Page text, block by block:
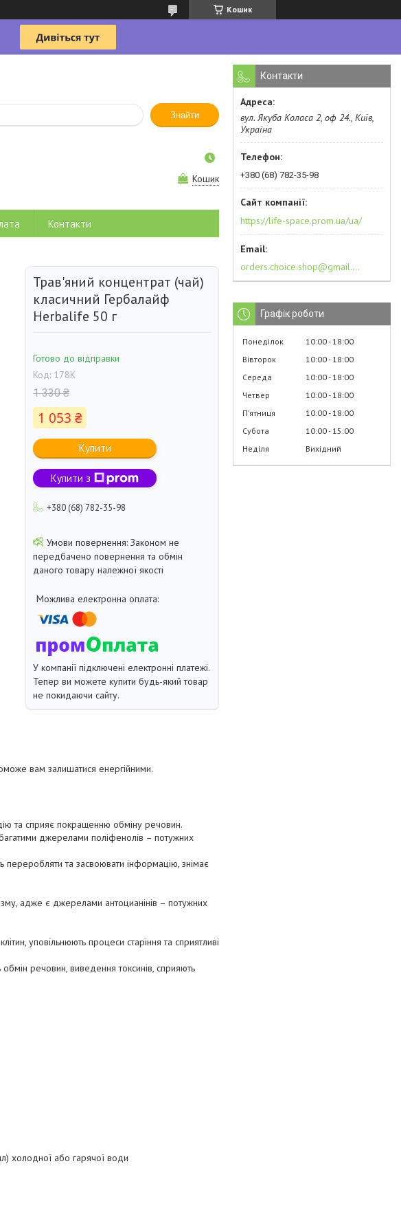
Кошик
Знайти
Кошик
Контакти
Трав'яний концентрат (чай)
класичний Гербалайф
Herbalife 50 г
Готово до відправки
Код: 178K
1 330 ₴
1 053 ₴
Купити
Купити з
+380 (68) 782-35-98
Законом не
передбачено повернення та обмін
даного товару належної якості
У компанії підключені електронні платежі.
Тепер ви можете купити будь-який товар
не покидаючи сайту.
вам залишатися енергійними.
та сприяє покращенню обміну речовин.
багатими джерелами поліфенолів – потужних
переробляти та засвоювати інформацію, знімає
адже є джерелами антоцианінів – потужних
уповільнюють процеси старіння та сприятливі
обмін речовин, виведення токсинів, сприяють
холодної або гарячої води
Контакти
вул. Якуба Коласа 2, оф 24., Київ,
Україна
+380 (68) 782-35-98
https://life-space.prom.ua/ua/
orders.choice.shop@gmail.com
Графік роботи
Понеділок 10:00 18:00
Вівторок
10:00 18:00
Середа
10:00 18:00
Четвер
10:00 18:00
Пʼятниця
10:00 18:00
Субота
10:00 15:00
Неділя
Вихідний